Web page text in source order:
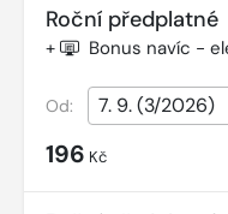
Roční předplatné
+ Bonus navíc -
Od:
196 Kč